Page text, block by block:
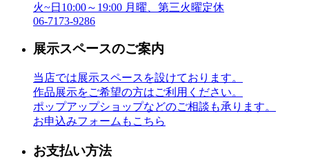
火~日10:00～19:00 月曜、第三火曜定休
06-7173-9286
展示スペースのご案内
当店では展示スペースを設けております。
作品展示をご希望の方はご利用ください。
ポップアップショップなどのご相談も承ります。
お申込みフォームもこちら
お支払い方法